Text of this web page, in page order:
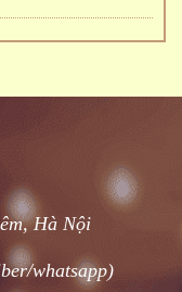
Hà Nội
whatsapp)